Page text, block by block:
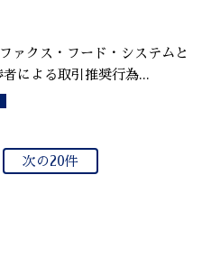
ァクス・フード・システムと
者による取引推奨行為...
次の20件